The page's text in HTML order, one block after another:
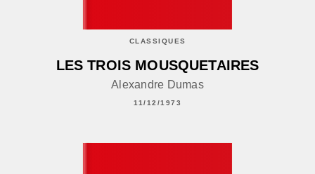
CLASSIQUES
LES TROIS MOUSQUETAIRES
Alexandre Dumas
11/12/1973